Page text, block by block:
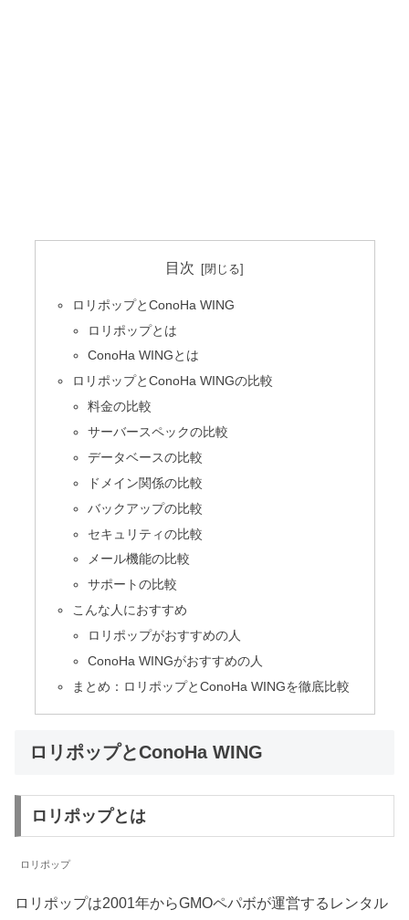
目次
ロリポップとConoHa WING
ロリポップとは
ConoHa WINGとは
ロリポップとConoHa WINGの比較
料金の比較
サーバースペックの比較
データベースの比較
ドメイン関係の比較
バックアップの比較
セキュリティの比較
メール機能の比較
サポートの比較
こんな人におすすめ
ロリポップがおすすめの人
ConoHa WINGがおすすめの人
まとめ：ロリポップとConoHa WINGを徹底比較
ロリポップとConoHa WING
ロリポップとは
ロリポップ
ロリポップは2001年からGMOペパボが運営するレンタル